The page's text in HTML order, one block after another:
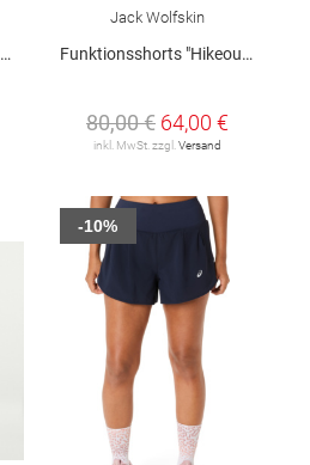
Jack Wolfskin
Funktionsshorts "Hikeout W"
80,00 € 64,00 €
inkl. MwSt. zzgl. Versand
-10%